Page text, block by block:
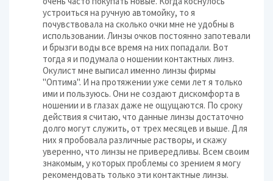
устроиться на ручную автомойку, то я
почувствовала на сколько очки мне не удобны в
использовании. Линзы очков постоянно запотевали
и брызги воды все время на них попадали. Вот
тогда я и подумала о ношении контактных линз.
Окулист мне выписал именно линзы фирмы
"Оптима". И на протяжении уже семи лет я только
ими и пользуюсь. Они не создают дискомфорта в
ношении и в глазах даже не ощущаются. По сроку
действия я считаю, что данные линзы достаточно
долго могут служить, от трех месяцев и выше. Для
них я пробовала различные растворы, и скажу
уверенно, что линзы не привередливы. Всем своим
знакомым, у которых проблемы со зрением я могу
рекомендовать только эти контактные линзы.